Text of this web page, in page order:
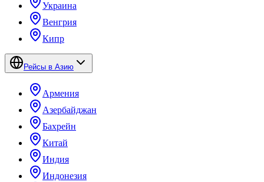
Украина
Венгрия
Кипр
Рейсы в Азию
Армения
Азербайджан
Бахрейн
Китай
Индия
Индонезия